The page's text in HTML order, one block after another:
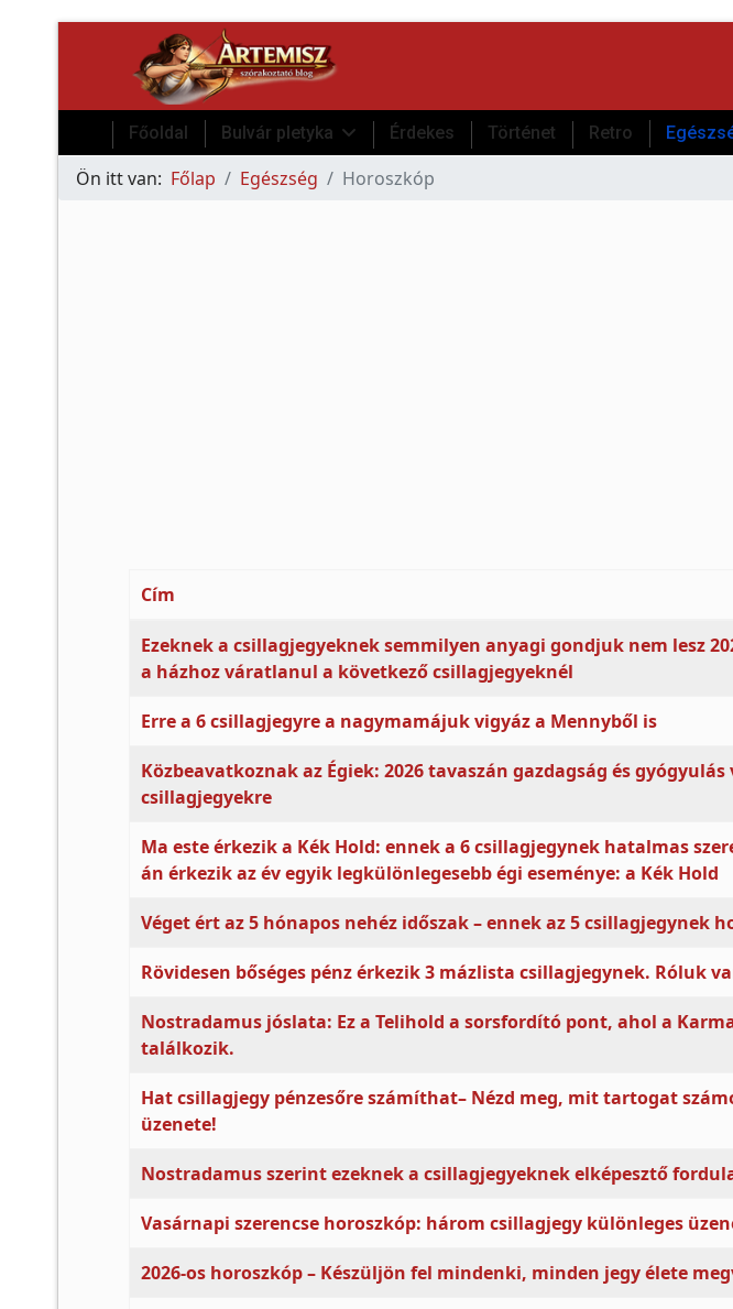
Főoldal Bulvár pletyka Érdekes Történet Retro
Ön itt van: Főlap Egészség Horoszkóp
Cím
Ezeknek a csillagjegyeknek semmilyen anyagi gondjuk nem lesz
a házhoz váratlanul a következő csillagjegyeknél
Erre a 6 csillagjegyre a nagymamájuk vigyáz a Mennyből is
Közbeavatkoznak az Égiek: 2026 tavaszán gazdagság és
csillagjegyekre
Ma este érkezik a Kék Hold: ennek a 6 csillagjegynek hatalmas
án érkezik az év egyik legkülönlegesebb égi eseménye: a Kék Hold
Véget ért az 5 hónapos nehéz időszak – ennek az 5 csillagjegynek
Rövidesen bőséges pénz érkezik 3 mázlista csillagjegynek. Róluk
Nostradamus jóslata: Ez a Telihold a sorsfordító pont, ahol a
találkozik.
Hat csillagjegy pénzesőre számíthat– Nézd meg, mit tartogat
üzenete!
Nostradamus szerint ezeknek a csillagjegyeknek elképesztő
Vasárnapi szerencse horoszkóp: három csillagjegy különleges
2026-os horoszkóp – Készüljön fel mindenki, minden jegy élete